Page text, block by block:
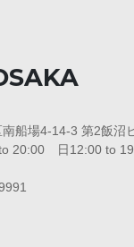
船場4-14-3 第2飯沼
20:00 日12:00 to